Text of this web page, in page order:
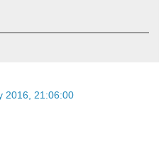
2016, 21:06:00